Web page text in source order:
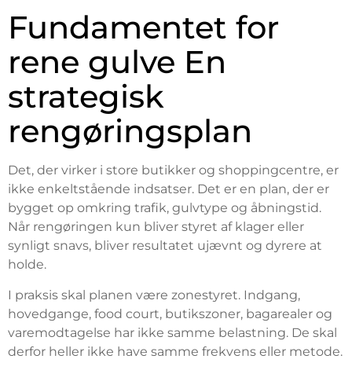
Fundamentet for
rene gulve En
strategisk
rengøringsplan
Det, der virker i store butikker og shoppingcentre, er
ikke enkeltstående indsatser. Det er en plan, der er
bygget op omkring trafik, gulvtype og åbningstid.
Når rengøringen kun bliver styret af klager eller
synligt snavs, bliver resultatet ujævnt og dyrere at
holde.
I praksis skal planen være zonestyret. Indgang,
hovedgange, food court, butikszoner, bagarealer og
varemodtagelse har ikke samme belastning. De skal
derfor heller ikke have samme frekvens eller metode.